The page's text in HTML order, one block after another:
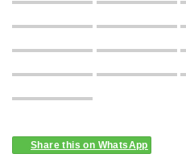
Share this on WhatsApp